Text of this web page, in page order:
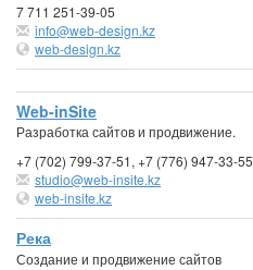
7 711 251-39-05
info@web-design.kz
web-design.kz
Web-inSite
Разработка сайтов и продвижение.
+7 (702) 799-37-51, +7 (776) 947-33-55
studio@web-insite.kz
web-insite.kz
Река
Создание и продвижение сайтов